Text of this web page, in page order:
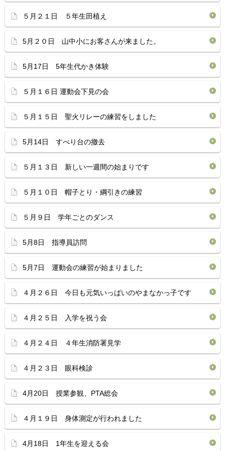
５月２１日 ５年生田植え
5月２０日 山中小にお客さんが来ました。
5月17日 5年生代かき体験
５月１６日 運動会下見の会
５月１５日 聖火リレーの練習をしました
5月14日 すべり台の撤去
５月１３日 新しい一週間の始まりです
５月１０日 帽子とり・綱引きの練習
５月９日 学年ごとのダンス
5月8日 指導員訪問
5月7日 運動会の練習が始まりました
４月２６日 今日も元気いっぱいのやまなかっ子です
４月２５日 入学を祝う会
４月２４日 ４年生消防署見学
４月２３日 眼科検診
4月20日 授業参観、PTA総会
４月１９日 身体測定が行われました
4月18日 1年生を迎える会